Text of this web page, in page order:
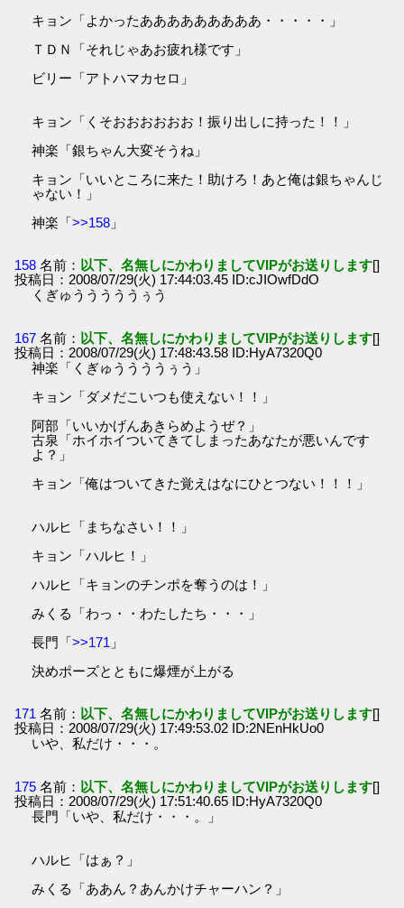
キョン「よかったあああああああああ・・・・・」
ＴＤＮ「それじゃあお疲れ様です」
ビリー「アトハマカセロ」
キョン「くそおおおおおお！振り出しに持った！！」
神楽「銀ちゃん大変そうね」
キョン「いいところに来た！助けろ！あと俺は銀ちゃんじ
ゃない！」
神楽「>>158 」
158 名前： 以下、名無しにかわりましてVIPがお送りします[]
投稿日：2008/07/29(火) 17:44:03.45 ID:cJIOwfDdO
くぎゅうううううぅう
167 名前： 以下、名無しにかわりましてVIPがお送りします[]
投稿日：2008/07/29(火) 17:48:43.58 ID:HyA7320Q0
神楽「くぎゅううううぅう」
キョン「ダメだこいつも使えない！！」
阿部「いいかげんあきらめようぜ？」
古泉「ホイホイついてきてしまったあなたが悪いんです
よ？」
キョン「俺はついてきた覚えはなにひとつない！！！」
ハルヒ「まちなさい！！」
キョン「ハルヒ！」
ハルヒ「キョンのチンポを奪うのは！」
みくる「わっ・・わたしたち・・・」
長門「>>171 」
決めポーズとともに爆煙が上がる
171 名前： 以下、名無しにかわりましてVIPがお送りします[]
投稿日：2008/07/29(火) 17:49:53.02 ID:2NEnHkUo0
いや、私だけ・・・。
175 名前： 以下、名無しにかわりましてVIPがお送りします[]
投稿日：2008/07/29(火) 17:51:40.65 ID:HyA7320Q0
長門「いや、私だけ・・・。」
ハルヒ「はぁ？」
みくる「ああん？あんかけチャーハン？」